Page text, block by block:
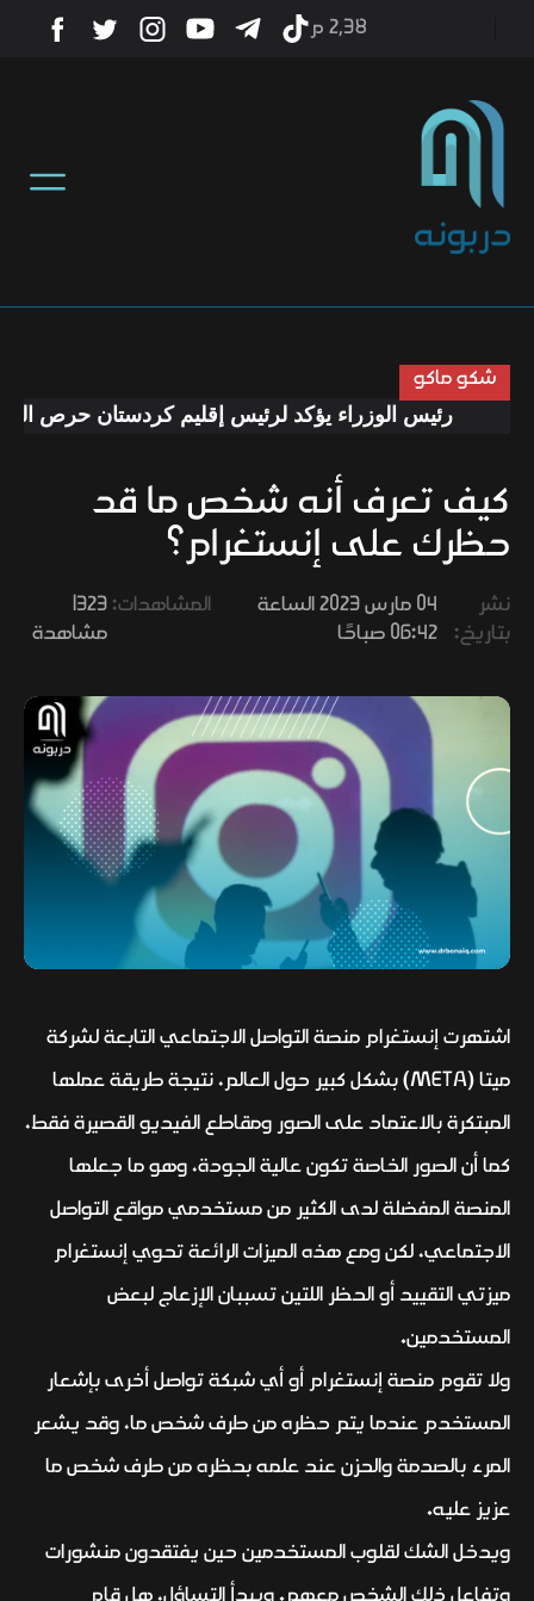
أخبار
رياضة
صحة
ثقافة
وفنون
2٫38 م
شكو ماكو
رئيس الوزراء يؤكد لرئيس إقليم كردستان حرص
كيف تعرف أنه شخص ما قد
حظرك على إنستغرام؟
نشر
بتاريخ:
04 مارس 2023 الساعة
06:42 صباحًا
المشاهدات:1323
مشاهدة
اشتهرت إنستغرام منصة التواصل الاجتماعي التابعة لشركة
ميتا (META) بشكل كبير حول العالم، نتيجة طريقة عملها
المبتكرة بالاعتماد على الصور ومقاطع الفيديو القصيرة فقط،
كما أن الصور الخاصة تكون عالية الجودة، وهو ما جعلها
المنصة المفضلة لدى الكثير من مستخدمي مواقع التواصل
الاجتماعي، لكن ومع هذه الميزات الرائعة تحوي إنستغرام
ميزتي التقييد أو الحظر اللتين تسببان الإزعاج لبعض
المستخدمين.
ولا تقوم منصة إنستغرام أو أي شبكة تواصل أخرى بإشعار
المستخدم عندما يتم حظره من طرف شخص ما، وقد يشعر
المرء بالصدمة والحزن عند علمه بحظره من طرف شخص ما
عزيز عليه.
ويدخل الشك لقلوب المستخدمين حين يفتقدون منشورات